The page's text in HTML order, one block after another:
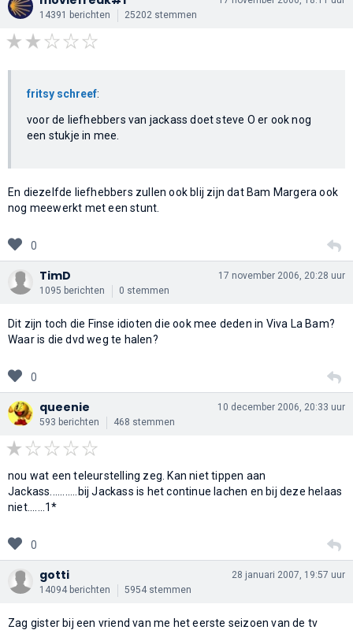
14391 berichten 25202 stemmen
fritsy schreef:
voor de liefhebbers van jackass doet steve O er ook nog
een stukje in mee.
En diezelfde liefhebbers zullen ook blij zijn dat Bam Margera ook
nog meewerkt met een stunt.
0
TimD
1095 berichten 0 stemmen
17 november 2006, 20:28 uur
Dit zijn toch die Finse idioten die ook mee deden in Viva La Bam?
Waar is die dvd weg te halen?
0
queenie
593 berichten 468 stemmen
10 december 2006, 20:33 uur
nou wat een teleurstelling zeg. Kan niet tippen aan
Jackass...........bij Jackass is het continue lachen en bij deze helaas
niet.......1*
0
gotti
14094 berichten 5954 stemmen
28 januari 2007, 19:57 uur
Zag gister bij een vriend van me het eerste seizoen van de tv